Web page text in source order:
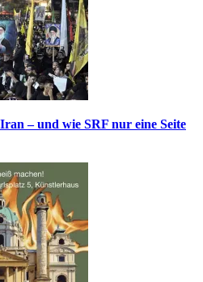
– und wie SRF nur eine Seite